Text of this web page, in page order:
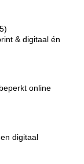
& digitaal én
online
digitaal